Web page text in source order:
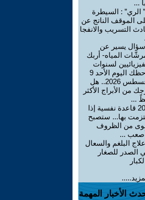
...
” الري” : السيطرة
الموقف الناتج عن
التسريب والانفجا
سؤال يسير عن
المياه- أربك
لسنوات
حظك اليوم الأحد 9
اغسطس 2026.. هل
من الأبراج الأكثر
...
20 قاعدة نفسية إذا
بها... ستصبح
من الظروف
...
علاج البلغم والسعال
الصدر للصغار
الأخبار المهمة